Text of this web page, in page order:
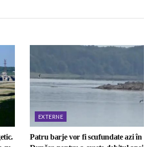
EXTERNE
Patru barje vor fi scufundate azi în